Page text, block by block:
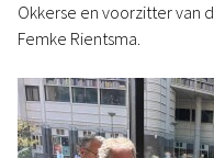
Okkerse en voorzitter van
Femke Rientsma.